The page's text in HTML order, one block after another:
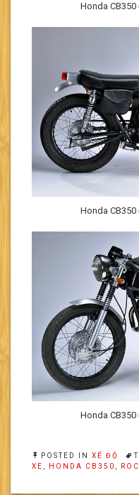
Honda
Honda
Honda
POSTED IN XẾ ĐỘ
XE , HONDA CB350 ,